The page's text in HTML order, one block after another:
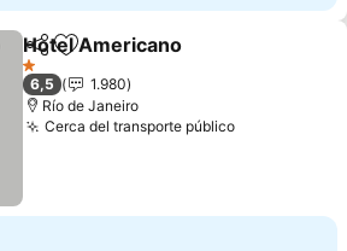
CompartirAgregar a favoritos
Hotel Americano
1 Estrellas
6,5
1.980
Río de Janeiro
Cerca del transporte públicoVer precios